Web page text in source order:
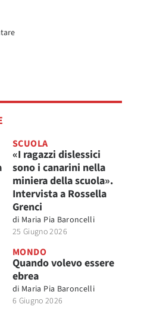
SCUOLA
«I ragazzi dislessici
sono i canarini nella
miniera della scuola».
Intervista a Rossella
Grenci
di Maria Pia Baroncelli
25 Giugno 2026
MONDO
Quando volevo essere
ebrea
di Maria Pia Baroncelli
6 Giugno 2026